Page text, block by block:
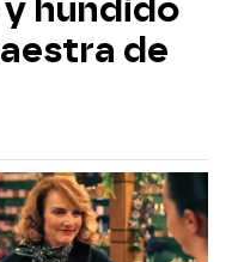
hundido
de